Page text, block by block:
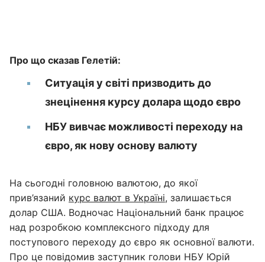
Про що сказав Гелетій:
Ситуація у світі призводить до
знецінення курсу долара щодо євро
НБУ вивчає можливості переходу на
євро, як нову основу валюту
На сьогодні головною валютою, до якої
прив’язаний курс валют в Україні, залишається
долар США. Водночас Національний банк працює
над розробкою комплексного підходу для
поступового переходу до євро як основної валюти.
Про це повідомив заступник голови НБУ Юрій